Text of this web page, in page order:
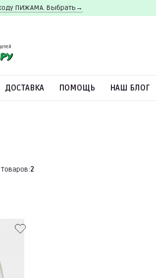
ПИЖАМА. Выбрать→
ДОСТАВКА ПОМОЩЬ НАШ БЛОГ
Товаров:2